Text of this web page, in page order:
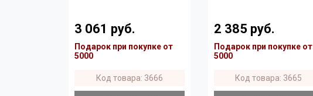
3 061 руб.
Подарок при покупке от
5000
Код товара: 3666
2 385 руб.
Подарок при покупке от
5000
Код товара: 3665